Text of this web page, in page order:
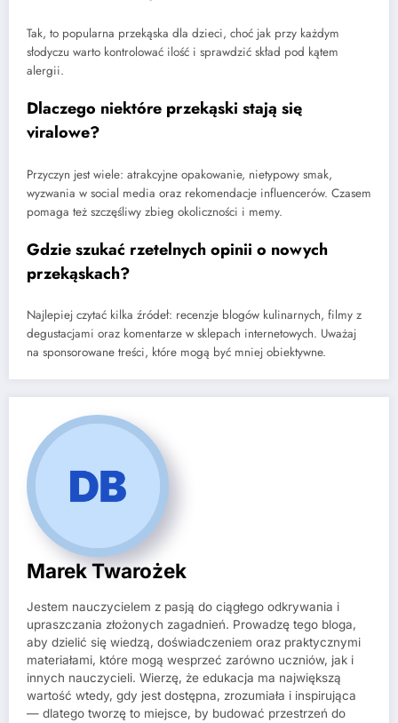
Tak, to popularna przekąska dla dzieci, choć jak przy każdym
słodyczu warto kontrolować ilość i sprawdzić skład pod kątem
alergii.
Dlaczego niektóre przekąski stają się
viralowe?
Przyczyn jest wiele: atrakcyjne opakowanie, nietypowy smak,
wyzwania w social media oraz rekomendacje influencerów. Czasem
pomaga też szczęśliwy zbieg okoliczności i memy.
Gdzie szukać rzetelnych opinii o nowych
przekąskach?
Najlepiej czytać kilka źródeł: recenzje blogów kulinarnych, filmy z
degustacjami oraz komentarze w sklepach internetowych. Uważaj
na sponsorowane treści, które mogą być mniej obiektywne.
Marek Twarożek
Jestem nauczycielem z pasją do ciągłego odkrywania i
upraszczania złożonych zagadnień. Prowadzę tego bloga,
aby dzielić się wiedzą, doświadczeniem oraz praktycznymi
materiałami, które mogą wesprzeć zarówno uczniów, jak i
innych nauczycieli. Wierzę, że edukacja ma największą
wartość wtedy, gdy jest dostępna, zrozumiała i inspirująca
— dlatego tworzę to miejsce, by budować przestrzeń do